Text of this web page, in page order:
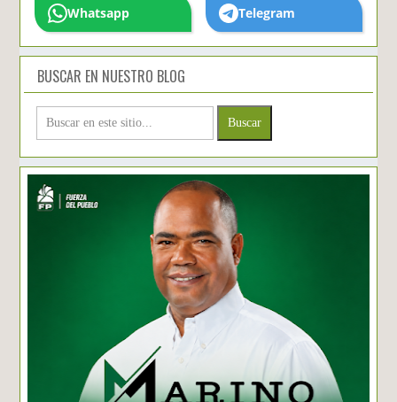
Whatsapp Telegram
BUSCAR EN NUESTRO BLOG